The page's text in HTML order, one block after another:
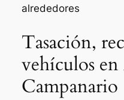
alrededores
Tasación,
vehículos
Campanario